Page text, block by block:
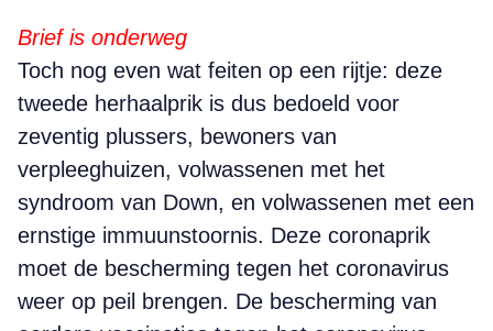
Brief is onderweg
Toch nog even wat feiten op een rijtje: deze
tweede herhaalprik is dus bedoeld voor
zeventig plussers, bewoners van
verpleeghuizen, volwassenen met het
syndroom van Down, en volwassenen met een
ernstige immuunstoornis. Deze coronaprik
moet de bescherming tegen het coronavirus
weer op peil brengen. De bescherming van